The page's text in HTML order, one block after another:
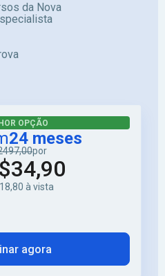
da Nova
OPÇÃO
24 meses
por
à vista
agora